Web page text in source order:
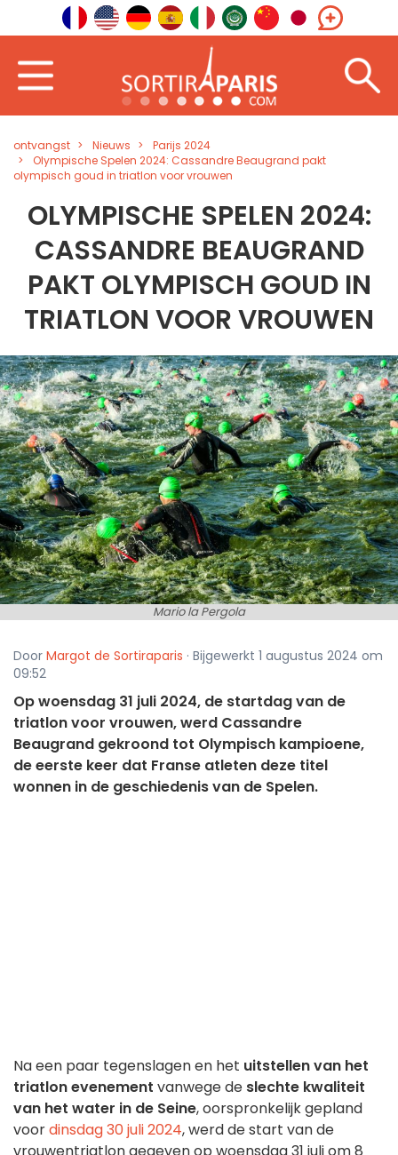
ontvangst Nieuws
Parijs 2024
Olympische Spelen 2024: Cassandre Beaugrand pakt
olympisch goud in triatlon voor vrouwen
OLYMPISCHE SPELEN 2024:
CASSANDRE BEAUGRAND
PAKT OLYMPISCH GOUD IN
TRIATLON VOOR VROUWEN
Mario la Pergola
Door Margot de Sortiraparis · Bijgewerkt 1 augustus 2024 om
09:52
Op woensdag 31 juli 2024, de startdag van de
triatlon voor vrouwen, werd Cassandre
Beaugrand gekroond tot Olympisch kampioene,
de eerste keer dat Franse atleten deze titel
wonnen in de geschiedenis van de Spelen.
Na een paar tegenslagen en het uitstellen van het
triatlon evenement vanwege de slechte kwaliteit
van het water in de Seine, oorspronkelijk gepland
voordinsdag 30 juli 2024, werd de start van de